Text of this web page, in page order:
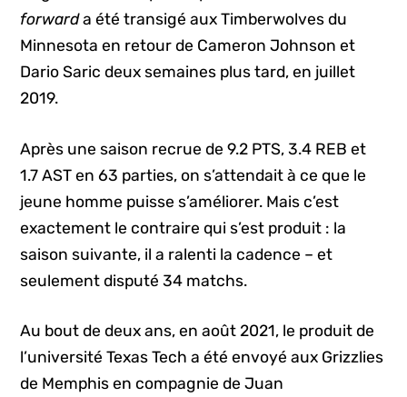
forwarda été transigé aux Timberwolves du
Minnesota en retour de Cameron Johnson et
Dario Saric deux semaines plus tard, en juillet
2019.
Après une saison recrue de 9.2 PTS, 3.4 REB et
1.7 AST en 63 parties, on s’attendait à ce que le
jeune homme puisse s’améliorer. Mais c’est
exactement le contraire qui s’est produit : la
saison suivante, il a ralenti la cadence – et
seulement disputé 34 matchs.
Au bout de deux ans, en août 2021, le produit de
l’université Texas Tech a été envoyé aux Grizzlies
de Memphis en compagnie de Juan